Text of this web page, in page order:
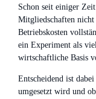
Schon seit einiger
Mitgliedschaften nicht
Betriebskosten
ein Experiment als
wirtschaftliche Basis
Entscheidend ist
umgesetzt wird und